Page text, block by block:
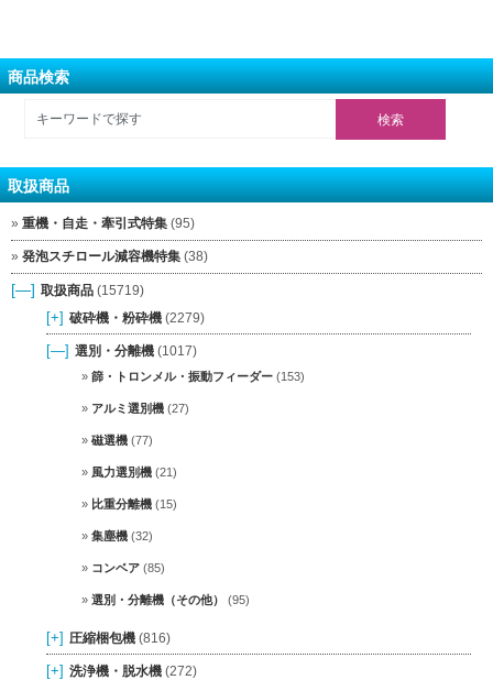
商品検索
取扱商品
重機・自走・牽引式特集 (95)
発泡スチロール減容機特集 (38)
[—] 取扱商品 (15719)
[+] 破砕機・粉砕機 (2279)
[—] 選別・分離機 (1017)
篩・トロンメル・振動フィーダー (153)
アルミ選別機 (27)
磁選機 (77)
風力選別機 (21)
比重分離機 (15)
集塵機 (32)
コンベア (85)
選別・分離機（その他） (95)
[+] 圧縮梱包機 (816)
[+] 洗浄機・脱水機 (272)